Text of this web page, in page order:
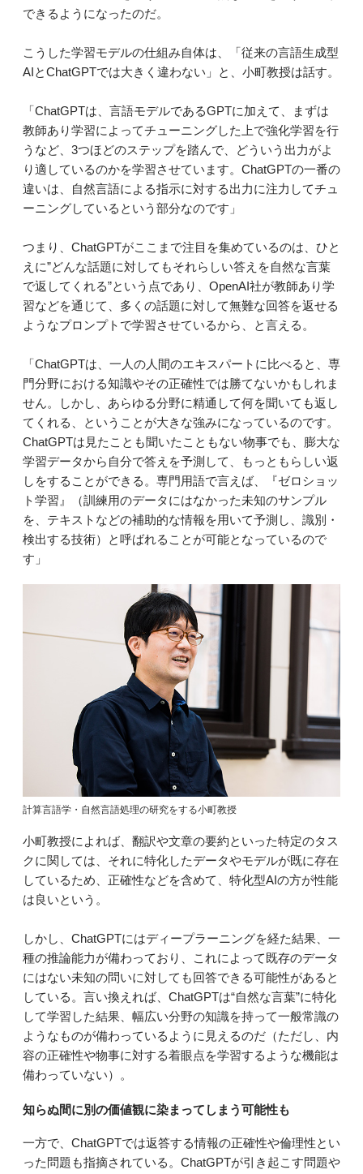
できるようになったのだ。
こうした学習モデルの仕組み自体は、「従来の言語生成型
AIとChatGPTでは大きく違わない」と、小町教授は話す。
「ChatGPTは、言語モデルであるGPTに加えて、まずは
教師あり学習によってチューニングした上で強化学習を行
うなど、3つほどのステップを踏んで、どういう出力がよ
り適しているのかを学習させています。ChatGPTの一番の
違いは、自然言語による指示に対する出力に注力してチュ
ーニングしているという部分なのです」
つまり、ChatGPTがここまで注目を集めているのは、ひと
えに”どんな話題に対してもそれらしい答えを自然な言葉
で返してくれる”という点であり、OpenAI社が教師あり学
習などを通じて、多くの話題に対して無難な回答を返せる
ようなプロンプトで学習させているから、と言える。
「ChatGPTは、一人の人間のエキスパートに比べると、専
門分野における知識やその正確性では勝てないかもしれま
せん。しかし、あらゆる分野に精通して何を聞いても返し
てくれる、ということが大きな強みになっているのです。
ChatGPTは見たことも聞いたこともない物事でも、膨大な
学習データから自分で答えを予測して、もっともらしい返
しをすることができる。専門用語で言えば、『ゼロショッ
ト学習』（訓練用のデータにはなかった未知のサンプル
を、テキストなどの補助的な情報を用いて予測し、識別・
検出する技術）と呼ばれることが可能となっているので
す」
計算言語学・自然言語処理の研究をする小町教授
小町教授によれば、翻訳や文章の要約といった特定のタス
クに関しては、それに特化したデータやモデルが既に存在
しているため、正確性などを含めて、特化型AIの方が性能
は良いという。
しかし、ChatGPTにはディープラーニングを経た結果、一
種の推論能力が備わっており、これによって既存のデータ
にはない未知の問いに対しても回答できる可能性があると
している。言い換えれば、ChatGPTは“自然な言葉”に特化
して学習した結果、幅広い分野の知識を持って一般常識の
ようなものが備わっているように見えるのだ（ただし、内
容の正確性や物事に対する着眼点を学習するような機能は
備わっていない）。
知らぬ間に別の価値観に染まってしまう可能性も
一方で、ChatGPTでは返答する情報の正確性や倫理性とい
った問題も指摘されている。ChatGPTが引き起こす問題や